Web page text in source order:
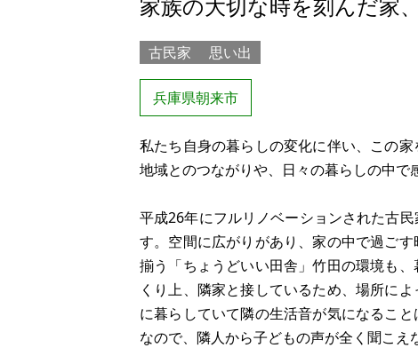
古民家 思い出
兵庫県朝来市
私たち自身の暮らしの変化に伴い、この
地域とのつながりや、日々の暮らしの中で
平成26年にフルリノベーションされた古
す。空間に広がりがあり、家の中で過ご
揃う「ちょうどいい田舎」竹田の環境も
くり上、隣家と接しているため、場所に
に暮らしていて隣の生活音が気になるこ
なので、隣人から子どもの声が全く聞こえ